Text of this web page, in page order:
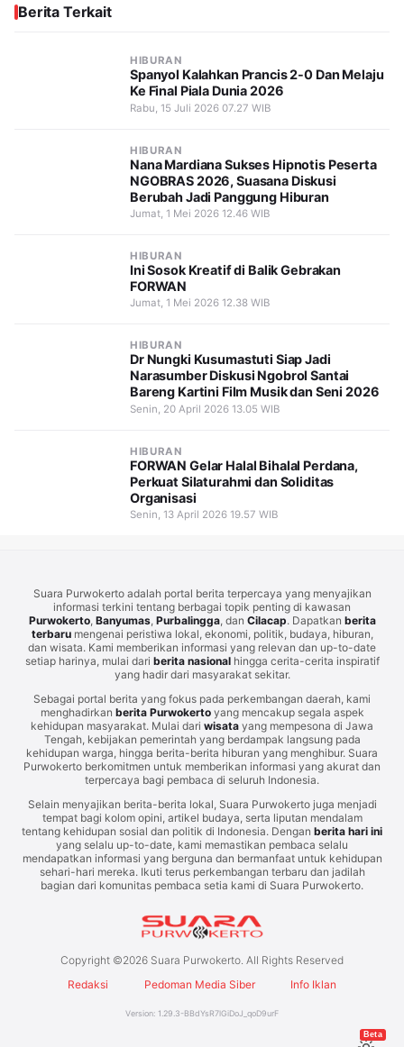
Berita Terkait
HIBURAN
Spanyol Kalahkan Prancis 2-0 Dan Melaju
Ke Final Piala Dunia 2026
Rabu, 15 Juli 2026 07.27 WIB
HIBURAN
Nana Mardiana Sukses Hipnotis Peserta
NGOBRAS 2026, Suasana Diskusi
Berubah Jadi Panggung Hiburan
Jumat, 1 Mei 2026 12.46 WIB
HIBURAN
Ini Sosok Kreatif di Balik Gebrakan
FORWAN
Jumat, 1 Mei 2026 12.38 WIB
HIBURAN
Dr Nungki Kusumastuti Siap Jadi
Narasumber Diskusi Ngobrol Santai
Bareng Kartini Film Musik dan Seni 2026
Senin, 20 April 2026 13.05 WIB
HIBURAN
FORWAN Gelar Halal Bihalal Perdana,
Perkuat Silaturahmi dan Soliditas
Organisasi
Senin, 13 April 2026 19.57 WIB
Suara Purwokerto adalah portal berita terpercaya yang menyajikan
informasi terkini tentang berbagai topik penting di kawasan
Purwokerto, Banyumas, Purbalingga, dan Cilacap. Dapatkan berita
terbarumengenai peristiwa lokal, ekonomi, politik, budaya, hiburan,
dan wisata. Kami memberikan informasi yang relevan dan up-to-date
setiap harinya, mulai dari berita nasionalhingga cerita-cerita inspiratif
yang hadir dari masyarakat sekitar.
Sebagai portal berita yang fokus pada perkembangan daerah, kami
menghadirkan berita Purwokertoyang mencakup segala aspek
kehidupan masyarakat. Mulai dari wisata yang mempesona di Jawa
Tengah, kebijakan pemerintah yang berdampak langsung pada
kehidupan warga, hingga berita-berita hiburan yang menghibur. Suara
Purwokerto berkomitmen untuk memberikan informasi yang akurat dan
terpercaya bagi pembaca di seluruh Indonesia.
Selain menyajikan berita-berita lokal, Suara Purwokerto juga menjadi
tempat bagi kolom opini, artikel budaya, serta liputan mendalam
tentang kehidupan sosial dan politik di Indonesia. Dengan berita hari ini
yang selalu up-to-date, kami memastikan pembaca selalu
mendapatkan informasi yang berguna dan bermanfaat untuk kehidupan
sehari-hari mereka. Ikuti terus perkembangan terbaru dan jadilah
bagian dari komunitas pembaca setia kami di Suara Purwokerto.
Copyright ©2026 Suara Purwokerto. All Rights Reserved
Redaksi
Pedoman Media Siber Info Iklan
Version: 1.29.3-BBdYsR7lGiDoJ_qoD9urF
Beta